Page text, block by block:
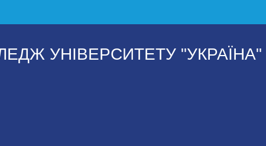
УНІВЕРСИТЕТУ "УКРАЇНА"